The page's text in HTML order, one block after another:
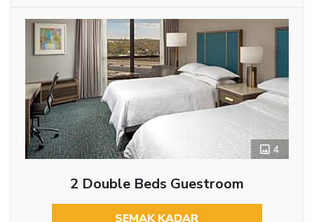
4
2 Double Beds Guestroom
SEMAK KADAR